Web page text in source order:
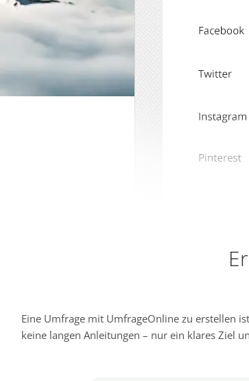
Eine Umfrage mit UmfrageOnline zu erstellen
keine langen Anleitungen – nur ein klares Ziel